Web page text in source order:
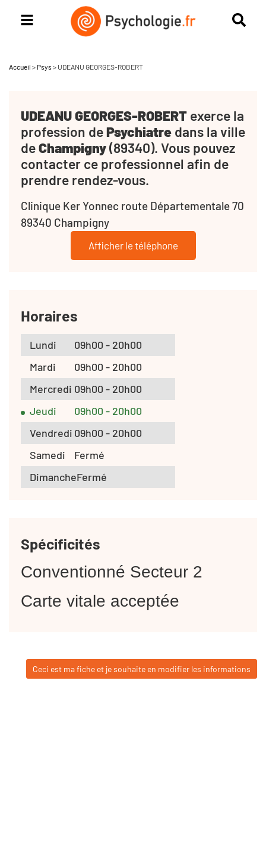
Accueil > Psys > UDEANU GEORGES-ROBERT
UDEANU GEORGES-ROBERT exerce la
profession dePsychiatre dans la ville
deChampigny(89340). Vous pouvez
contacter ce professionnel afin de
prendre rendez-vous.
Clinique Ker Yonnec route Départementale 70
89340 Champigny
Afficher le téléphone
Horaires
Lundi
09h00 - 20h00
Mardi
09h00 - 20h00
Mercredi 09h00 - 20h00
Jeudi
09h00 - 20h00
Vendredi 09h00 - 20h00
Samedi
Fermé
DimancheFermé
Spécificités
Conventionné Secteur 2
Carte vitale acceptée
Ceci est ma fiche et je souhaite en modifier les informations